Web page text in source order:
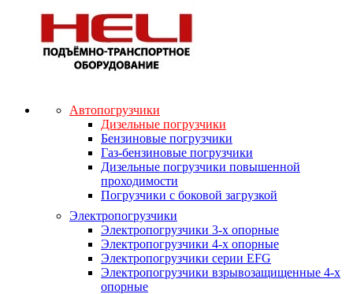
Автопогрузчики
Дизельные погрузчики
Бензиновые погрузчики
Газ-бензиновые погрузчики
Дизельные погрузчики повышенной
проходимости
Погрузчики с боковой загрузкой
Электропогрузчики
Электропогрузчики 3-х опорные
Электропогрузчики 4-х опорные
Электропогрузчики серии EFG
Электропогрузчики взрывозащищенные 4-х
опорные